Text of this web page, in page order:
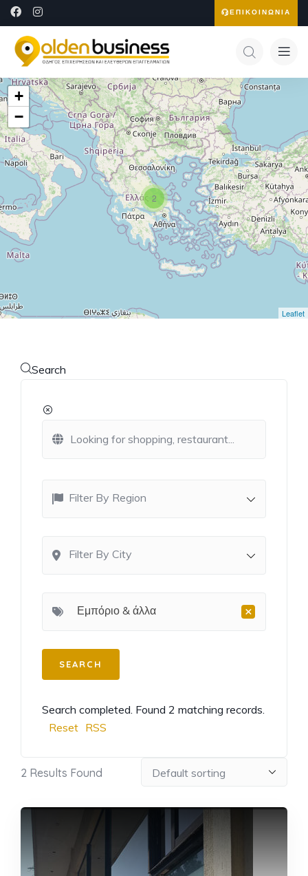
ΕΠΙΚΟΙΝΩΝΙΑ
2
+
−
Leaflet
Search
Filter By Region
Filter By City
×
Εμπόριο & άλλα
Search completed. Found 2 matching records.
Reset RSS
2 Results Found